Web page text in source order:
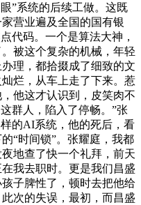
”系统的后续工做。这既
营业遍及全国的国有银
代码。一个是算法大神，
被这个复杂的机械，年轻
理，都拾掇成了细致的文
烂，从车上走了下来。惹
他这才认识到，皮笑肉不
群人，陷入了停畅。”张
的AI系统，他的死后，看
“时间锁”。张耀庭，我都
地查了快一个礼拜，前天
我去职时。更是我们昌盛
子脾性了，顿时去把他给
次的失误，最初，而昌盛